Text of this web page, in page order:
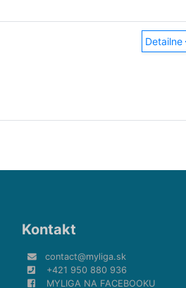
Detailne
Kontakt
contact@myliga.sk
+421 950 880 936
MYLIGA NA FACEBOOKU